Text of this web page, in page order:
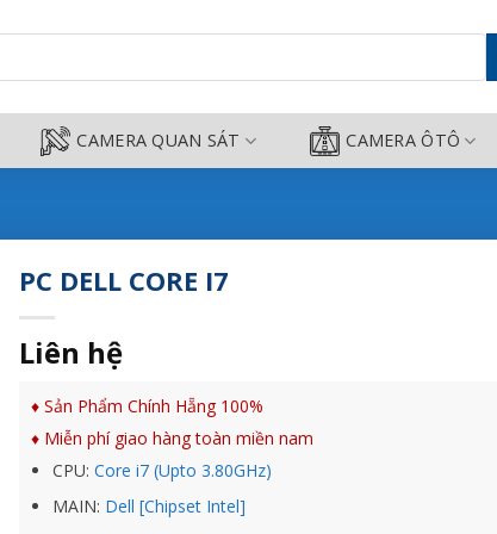
CAMERA QUAN SÁT CAMERA ÔTÔ
PC DELL CORE I7
Liên hệ
♦ Sản Phẩm Chính Hẵng 100%
♦ Miễn phí giao hàng toàn miền nam
CPU:Core i7 (Upto 3.80GHz)
MAIN: Dell [Chipset Intel]